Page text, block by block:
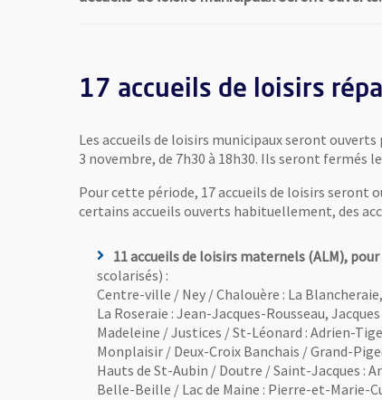
17 accueils de loisirs
L'accueil de loisirs Pierre et Marie Curie sur Belle-
Les accueils de loisirs municipaux seront
3 novembre, de 7h30 à 18h30. Ils seront fermés
Pour cette période, 17 accueils de loisirs seront
certains accueils ouverts habituellement, des
11 accueils de loisirs maternels (ALM),
scolarisés) :
Centre-ville / Ney / Chalouère : La
La Roseraie : Jean-Jacques-Rousseau,
Madeleine / Justices / St-Léonard : Adrien-
Monplaisir / Deux-Croix Banchais / Grand-
Hauts de St-Aubin / Doutre / Saint-Jacques :
Belle-Beille / Lac de Maine : Pierre-et-Marie-